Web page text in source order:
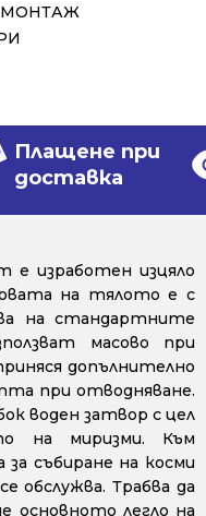
МОНТАЖ
Плащене при
доставка
е изработен изцяло
на тялото е с
на стандартните
масово при
допълнително
при отводняване.
воден затвор с цел
на миризми. Към
събиране на косми
обслужва. Трабва да
основното легло на